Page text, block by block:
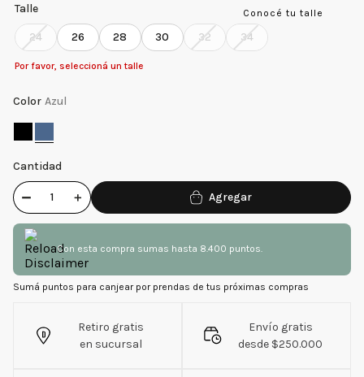
Conocé tu talle
Talle
24 26 28 30 32 34
Por favor, seleccioná un talle
Color Azul
Cantidad
＋
－
Con esta compra sumas hasta 8.400 puntos.
Sumá puntos para canjear por prendas de tus próximas compras
Retiro gratis
en sucursal
Envío gratis
desde $250.000